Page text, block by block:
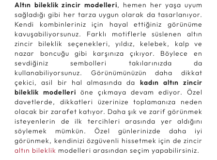
Altın bileklik zincir modelleri, hemen her yaşa uyum
sağladığı gibi her tarza uygun olarak da tasarlanıyor.
Kendi kombinleriniz için hayal ettiğiniz görünüme
kavuşabiliyorsunuz. Farklı motiflerle süslenen altın
zincir bileklik seçenekleri, yıldız, kelebek, kalp ve
nazar boncuğu gibi karşınıza çıkıyor. Böylece en
sevdiğiniz sembolleri takılarınızda da
kullanabiliyorsunuz. Görünümünüzün daha dikkat
çekici, asil bir hal almasında da kadın altın zincir
bileklik modelleri öne çıkmaya devam ediyor. Özel
davetlerde, dikkatleri üzerinize toplamanıza neden
olacak bir zarafet katıyor. Daha şık ve zarif görünmek
isteyenlerin de ilk tercihleri arasında yer aldığını
söylemek mümkün. Özel günlerinizde daha iyi
görünmek, kendinizi özgüvenli hissetmek için de zincir
altın bileklik modelleri arasından seçim yapabilirsiniz.